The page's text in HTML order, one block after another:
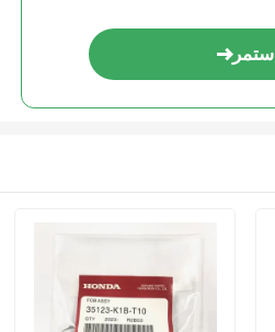
استمر